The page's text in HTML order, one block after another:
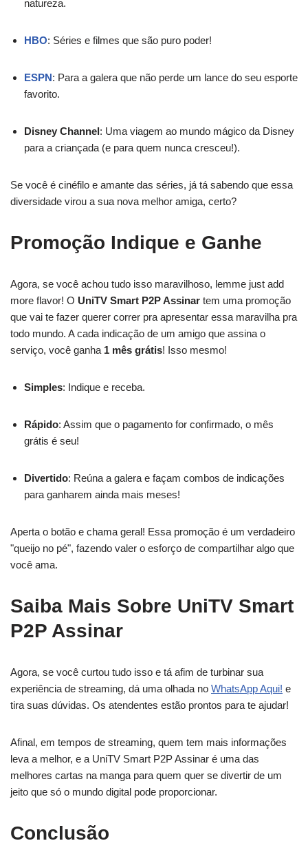
natureza.
HBO: Séries e filmes que são puro poder!
ESPN: Para a galera que não perde um lance do seu esporte
favorito.
Disney Channel: Uma viagem ao mundo mágico da Disney
para a criançada (e para quem nunca cresceu!).
Se você é cinéfilo e amante das séries, já tá sabendo que essa
diversidade virou a sua nova melhor amiga, certo?
Promoção Indique e Ganhe
Agora, se você achou tudo isso maravilhoso, lemme just add
more flavor! O UniTV Smart P2P Assinar tem uma promoção
que vai te fazer querer correr pra apresentar essa maravilha pra
todo mundo. A cada indicação de um amigo que assina o
serviço, você ganha 1 mês grátis! Isso mesmo!
Simples: Indique e receba.
Rápido: Assim que o pagamento for confirmado, o mês
grátis é seu!
Divertido: Reúna a galera e façam combos de indicações
para ganharem ainda mais meses!
Aperta o botão e chama geral! Essa promoção é um verdadeiro
"queijo no pé", fazendo valer o esforço de compartilhar algo que
você ama.
Saiba Mais Sobre UniTV Smart
P2P Assinar
Agora, se você curtou tudo isso e tá afim de turbinar sua
experiência de streaming, dá uma olhada no WhatsApp Aqui! e
tira suas dúvidas. Os atendentes estão prontos para te ajudar!
Afinal, em tempos de streaming, quem tem mais informações
leva a melhor, e a UniTV Smart P2P Assinar é uma das
melhores cartas na manga para quem quer se divertir de um
jeito que só o mundo digital pode proporcionar.
Conclusão